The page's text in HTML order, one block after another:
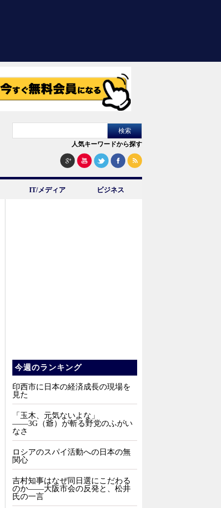
人気キーワードから探す
IT/メディア ビジネス
今週のランキング
印西市に日本の経済成長の現場を
見た
「玉木、元気ないよな」
――3G（爺）が斬る野党のふがい
なさ
ロシアのスパイ活動への日本の無
関心
吉村知事はなぜ同日選にこだわる
のか――大阪市会の反発と、松井
氏の一言